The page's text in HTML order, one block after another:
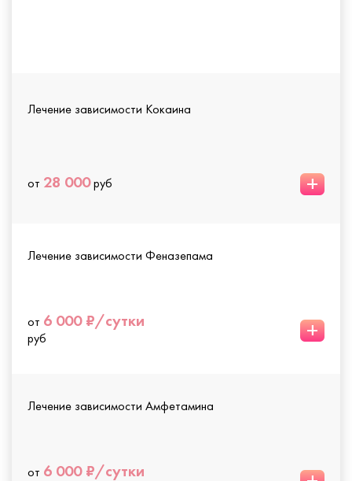
Лечение зависимости Кокаина
от 28 000руб +
Лечение зависимости Феназепама
от 6 000 ₽/сутки
руб +
Лечение зависимости Амфетамина
от 6 000 ₽/сутки